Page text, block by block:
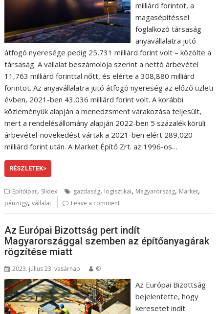
milliárd forintot, a
magasépítéssel
foglalkozó társaság
anyavállalatra jutó
átfogó nyeresége pedig 25,731 milliárd forint volt – közölte a
társaság. A vállalat beszámolója szerint a nettó árbevétel
11,763 milliárd forinttal nőtt, és elérte a 308,880 milliárd
forintot. Az anyavállalatra jutó átfogó nyereség az előző üzleti
évben, 2021-ben 43,036 milliárd forint volt. A korábbi
közleményük alapján a menedzsment várakozása teljesült,
mert a rendelésállomány alapján 2022-ben 5 százalék körüli
árbevétel-növekedést vártak a 2021-ben elért 289,020
milliárd forint után. A Market Építő Zrt. az 1996-os…
RÉSZLETEK>
Építőipar, Slidex gazdaság, logisztikai, Magyarország, Market,
pénzügy,vállalat Leave a comment
Az Európai Bizottság pert indít
Magyarországgal szemben az építőanyagárak
rögzítése miatt
2023. július 23. vasárnap ©
Az Európai Bizottság
bejelentette, hogy
keresetet indít